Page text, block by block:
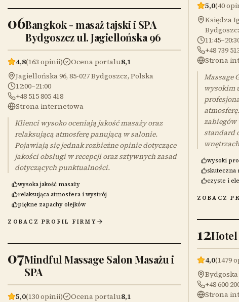
06Bangkok - masaż tajski i SPA
Bydgoszcz ul. Jagiellońska 96
4,8(163 opinii) Ocena portalu8,1
Jagiellońska 96, 85-027 Bydgoszcz, Polska
12:00–21:00
+48 515 805 418
Strona internetowa
Klienci wysoko oceniają jakość masaży oraz
relaksującą atmosferę panującą w salonie.
Pojawiają się jednak rozbieżne opinie dotyczące
jakości obsługi w recepcji oraz sztywnych zasad
dotyczących punktualności.
wysoka jakość masaży
relaksująca atmosfera i wystrój
piękne zapachy olejków
ZOBACZ PROFIL FIRMY
07Mindful Massage Salon Masażu i
SPA
5,0(130 opinii) Ocena portalu8,1
5,0(40
Księdza
+48 739
Strona
Massage
wysokim
zabiegów
standard
wysoki
skuteczna
czyste i
ZOBACZ
12Hotel
4,0(1479
Bydgoska
+48 600
Strona